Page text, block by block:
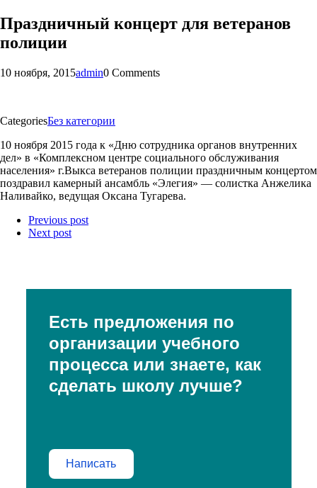
Праздничный концерт для ветеранов
полиции
10 ноября, 2015admin0 Comments
CategoriesБез категории
10 ноября 2015 года к «Дню сотрудника органов внутренних
дел» в «Комплексном центре социального обслуживания
населения» г.Выкса ветеранов полиции праздничным концертом
поздравил камерный ансамбль «Элегия» — солистка Анжелика
Наливайко, ведущая Оксана Тугарева.
Previous post
Next post
Есть предложения по
организации учебного
процесса или знаете, как
сделать школу лучше?
Написать